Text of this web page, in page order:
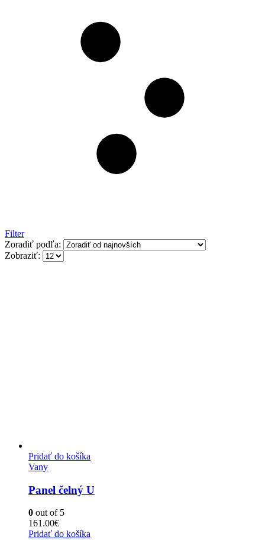
Filter
Zoradiť podľa:
Zobraziť:
Pridať do košíka
Vany
Panel čelný U
0 out of 5
161.00€
Pridať do košíka